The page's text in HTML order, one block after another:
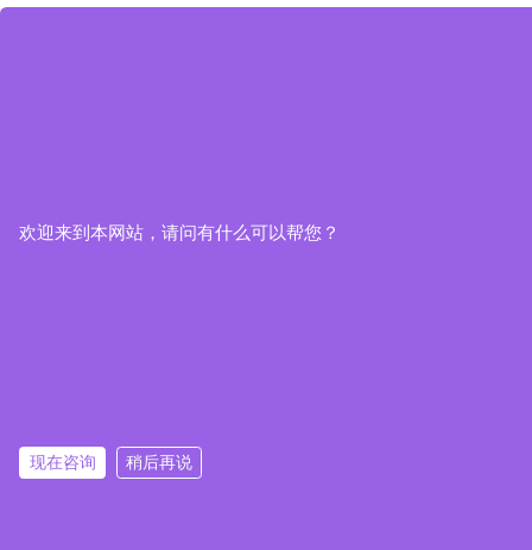
欢迎来到本网站，请问有什么可以帮您？
现在咨询 稍后再说